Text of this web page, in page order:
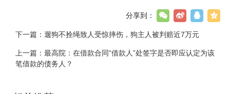
分享到：
下一篇： 遛狗不拴绳致人受惊摔伤，狗主人被判赔近7万元
上一篇： 最高院：在借款合同“借款人”处签字是否即应认定为该
笔借款的债务人​？